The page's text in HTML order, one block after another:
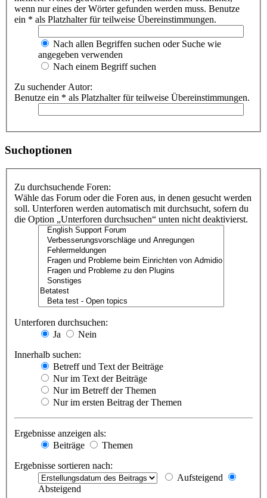
wenn nur eines der Wörter gefunden werden muss. Benutze
ein * als Platzhalter für teilweise Übereinstimmungen.
Nach allen Begriffen suchen oder Suche wie
angegeben verwenden
Nach einem Begriff suchen
Zu suchender Autor:
Benutze ein * als Platzhalter für teilweise Übereinstimmungen.
Suchoptionen
Zu durchsuchende Foren:
Wähle das Forum oder die Foren aus, in denen gesucht werden
soll. Unterforen werden automatisch mit durchsucht, sofern du
die Option „Unterforen durchsuchen“ unten nicht deaktivierst.
Unterforen durchsuchen:
Ja
Nein
Innerhalb suchen:
Betreff und Text der Beiträge
Nur im Text der Beiträge
Nur im Betreff der Themen
Nur im ersten Beitrag der Themen
Ergebnisse anzeigen als:
Beiträge
Themen
Ergebnisse sortieren nach:
Aufsteigend
Absteigend